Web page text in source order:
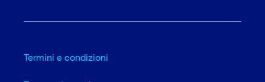
Termini e condizioni